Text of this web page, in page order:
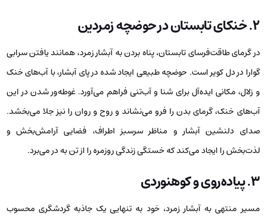
۲. خنکای تابستان در حوضچه زمردین
در گرمای طاقت‌فرسای تابستان، پناه بردن به آبشار زمرد، همانند یافتن سرابی
گوارا در دل کویر است. حوضچه طبیعی ایجاد شده در پای آبشار، با آب‌های خنک
و زلال، مکانی ایده‌آل برای شنا و آب‌تنی فراهم می‌آورد. غوطه‌ور شدن در این
آب‌های خنک، گرمای بدن را فرو می‌نشاند و روح و روان را نیز جلا می‌بخشد.
صدای دلنشین آبشار و مناظر سرسبز اطراف، فضایی آرامش‌بخش و
لذت‌بخش را ایجاد می‌کند که خستگی زندگی روزمره را از تن به در می‌برد.
۳. پیاده‌روی و کوهنوردی
مسیر منتهی به آبشار زمرد، خود به تنهایی یک جاذبه گردشگری محسوب